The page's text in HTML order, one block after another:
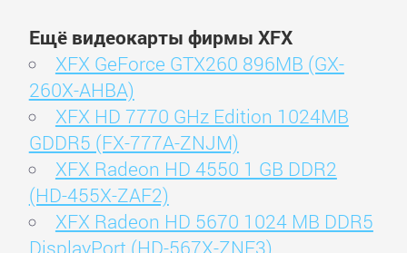
Ещё видеокарты фирмы XFX
XFX GeForce GTX260 896MB (GX-
260X-AHBA)
XFX HD 7770 GHz Edition 1024MB
GDDR5 (FX-777A-ZNJM)
XFX Radeon HD 4550 1 GB DDR2
(HD-455X-ZAF2)
XFX Radeon HD 5670 1024 MB DDR5
DisplayPort (HD-567X-ZNF3)